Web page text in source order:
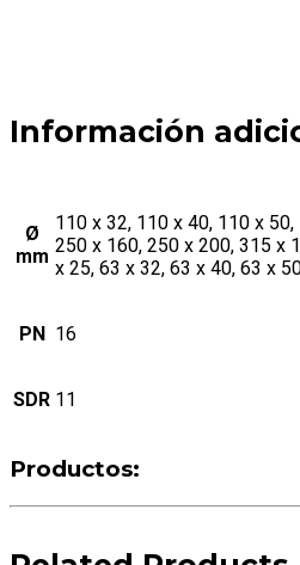
Información
Ø
mm
110 x 32, 110 x 40, 110 x
250 x 160, 250 x 200, 315 x
x 25, 63 x 32, 63 x 40, 63 x
PN 16
SDR 11
Productos: